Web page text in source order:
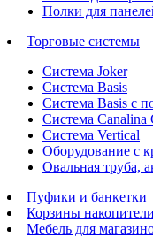
Полки для
Торговые системы
Система Joker
Система Basis
Система Basis с
Система Canalina
Система Vertical
Оборудование с
Овальная труба,
Пуфики и банкетки
Корзины накопители
Мебель для